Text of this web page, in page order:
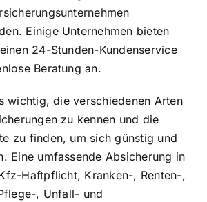
Einige Unternehmen bieten
24-Stunden-Kundenservice
Beratung an.
wichtig, die verschiedenen Arten
zu kennen und die
zu finden, um sich günstig und
Eine umfassende Absicherung in
Haftpflicht, Kranken-, Renten-,
, Unfall- und